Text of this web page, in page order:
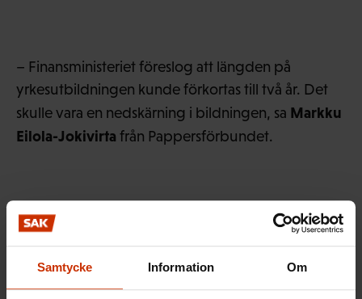
Samtycke Information Om
– Finansministeriet föreslog att längden på
yrkesutbildningen kunde förkortas till två år. Det
skulle vara en nedskärning i bildningen, sa Markku
Eilola-Jokivirta från Pappersförbundet.
Han misstänkte att den här typen av förslag
handlar om att man vill att personer inom så kallade
utförande yrken bara ska vara en reserv som